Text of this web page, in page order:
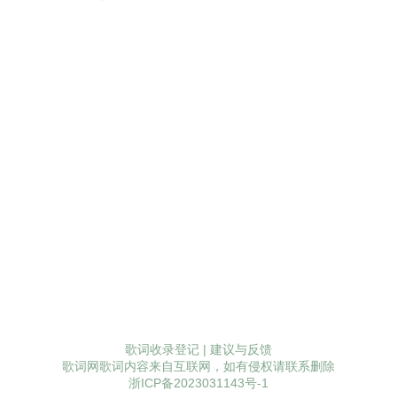
歌词收录登记 | 建议与反馈
歌词网歌词内容来自互联网，如有侵权请联系删除
浙ICP备2023031143号-1